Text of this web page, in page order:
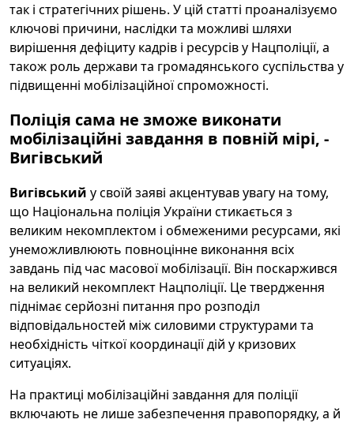
так і стратегічних рішень. У цій статті проаналізуємо
ключові причини, наслідки та можливі шляхи
вирішення дефіциту кадрів і ресурсів у Нацполіції, а
також роль держави та громадянського суспільства у
підвищенні мобілізаційної спроможності.
Поліція сама не зможе виконати
мобілізаційні завдання в повній мірі, -
Вигівський
Вигівський у своїй заяві акцентував увагу на тому,
що Національна поліція України стикається з
великим некомплектом і обмеженими ресурсами, які
унеможливлюють повноцінне виконання всіх
завдань під час масової мобілізації. Він поскаржився
на великий некомплект Нацполіції. Це твердження
піднімає серйозні питання про розподіл
відповідальностей між силовими структурами та
необхідність чіткої координації дій у кризових
ситуаціях.
На практиці мобілізаційні завдання для поліції
включають не лише забезпечення правопорядку, а й